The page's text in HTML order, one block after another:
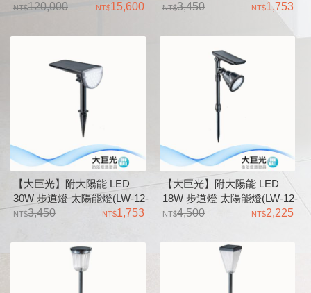
品、砂黑烤漆、壓克力燈罩
120,000 15,600
(LW-12-563D) 鋁合金、PC燈
3,450 1,753
【大巨光】附大陽能 LED
30W 步道燈 太陽能燈(LW-12-
563C) ABS、PC燈罩 白天充
式壁燈及插地
3,450 1,753
【大巨光】附大陽能 LED
18W 步道燈 太陽能燈(LW-12-
563B) ABS、PC燈罩 可二用
4,500 2,225